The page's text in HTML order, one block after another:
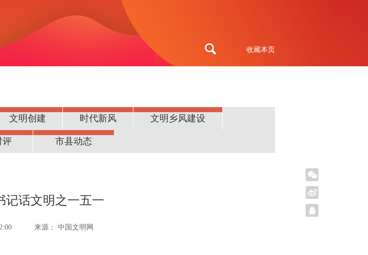
收藏本页
文明创建 时代新风 文明乡风建设
评 市县动态
记话文明之一五一
来源： 中国文明网